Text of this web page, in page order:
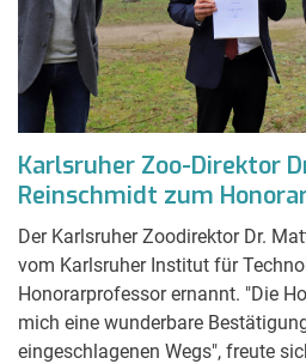
Karlsruher Zoo-Direktor
Reinschmidt zum
Der Karlsruher Zoodirektor Dr.
vom Karlsruher Institut für
Honorarprofessor ernannt. "Die
mich eine wunderbare
eingeschlagenen Wegs", freute